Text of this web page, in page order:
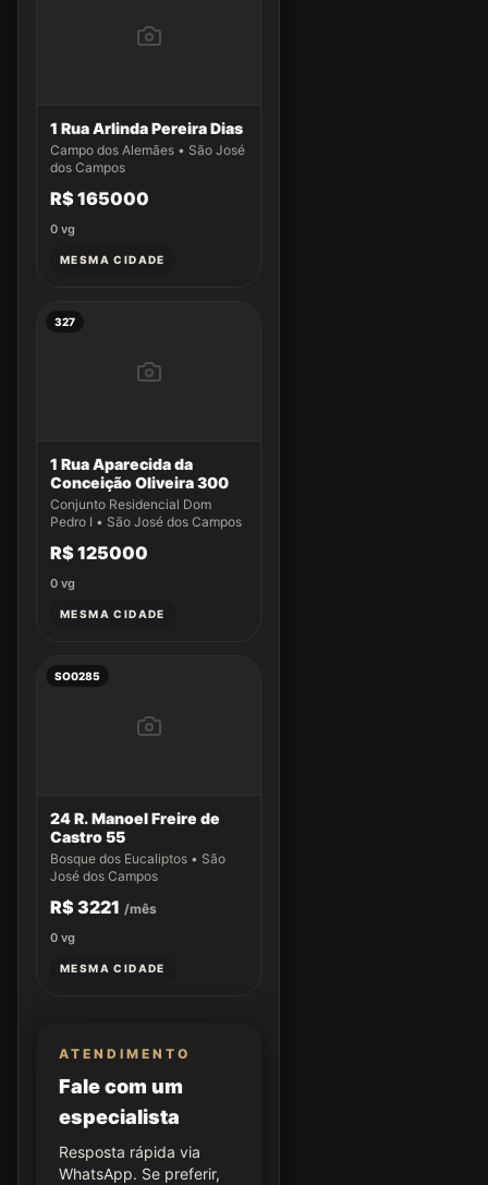
1 Rua Arlinda Pereira Dias
Campo dos Alemães • São José
dos Campos
R$ 165000
0 vg
MESMA CIDADE
327
1 Rua Aparecida da
Conceição Oliveira 300
Conjunto Residencial Dom
Pedro I • São José dos Campos
R$ 125000
0 vg
MESMA CIDADE
SO0285
24 R. Manoel Freire de
Castro 55
Bosque dos Eucaliptos • São
José dos Campos
R$ 3221 /mês
0 vg
MESMA CIDADE
ATENDIMENTO
Fale com um
especialista
Resposta rápida via
WhatsApp. Se preferir,